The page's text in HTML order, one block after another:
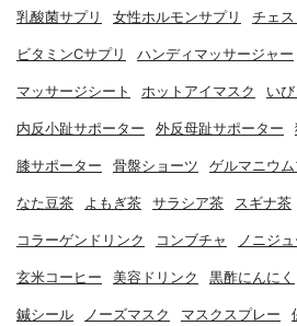
乳酸菌サプリ 女性ホルモンサプリ チェ
ビタミンCサプリ ハンディマッサージャー
マッサージシート ホットアイマスク い
内反小趾サポーター 外反母趾サポーター
膝サポーター 骨盤ショーツ ゲルマニウ
なた豆茶 よもぎ茶 サラシア茶 スギナ茶
コラーゲンドリンク コンブチャ ノニジ
玄米コーヒー 美容ドリンク 黒酢にんにく
鍼シール ノーズマスク マスクスプレー